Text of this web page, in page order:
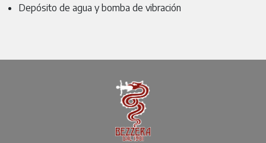
Depósito de agua y bomba de vibración